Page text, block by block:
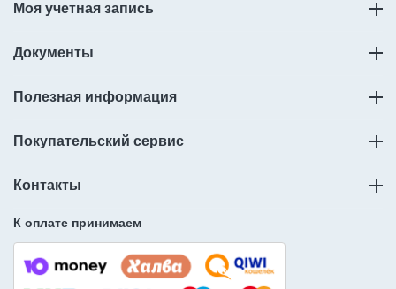
Моя учетная запись
Документы
Полезная информация
Покупательский сервис
Контакты
К оплате принимаем